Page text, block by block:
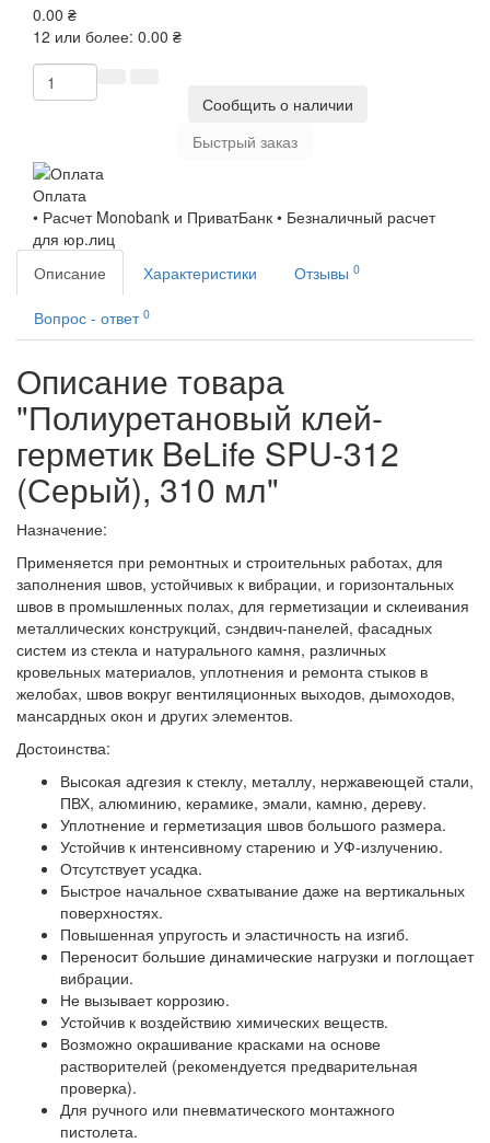
0.00 ₴
12 или более: 0.00 ₴
Сообщить о наличии
Быстрый заказ
Оплата
• Расчет Monobank и ПриватБанк • Безналичный расчет
для юр.лиц
Описание
Характеристики Отзывы 0
Вопрос - ответ 0
Описание товара
"Полиуретановый клей-
герметик BeLife SPU-312
(Серый), 310 мл"
Назначение:
Применяется при ремонтных и строительных работах, для
заполнения швов, устойчивых к вибрации, и горизонтальных
швов в промышленных полах, для герметизации и склеивания
металлических конструкций, сэндвич-панелей, фасадных
систем из стекла и натурального камня, различных
кровельных материалов, уплотнения и ремонта стыков в
желобах, швов вокруг вентиляционных выходов, дымоходов,
мансардных окон и других элементов.
Достоинства:
Высокая адгезия к стеклу, металлу, нержавеющей стали,
ПВХ, алюминию, керамике, эмали, камню, дереву.
Уплотнение и герметизация швов большого размера.
Устойчив к интенсивному старению и УФ-излучению.
Отсутствует усадка.
Быстрое начальное схватывание даже на вертикальных
поверхностях.
Повышенная упругость и эластичность на изгиб.
Переносит большие динамические нагрузки и поглощает
вибрации.
Не вызывает коррозию.
Устойчив к воздействию химических веществ.
Возможно окрашивание красками на основе
растворителей (рекомендуется предварительная
проверка).
Для ручного или пневматического монтажного
пистолета.